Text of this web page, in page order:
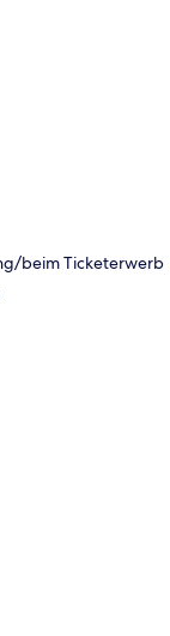
beim Ticketerwerb